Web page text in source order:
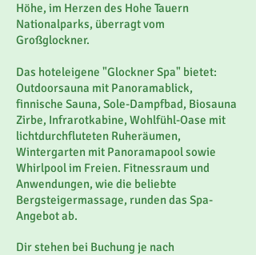
Höhe, im Herzen des Hohe Tauern
Nationalparks, überragt vom
Großglockner.
Das hoteleigene "Glockner Spa" bietet:
Outdoorsauna mit Panoramablick,
finnische Sauna, Sole-Dampfbad, Biosauna
Zirbe, Infrarotkabine, Wohlfühl-Oase mit
lichtdurchfluteten Ruheräumen,
Wintergarten mit Panoramapool sowie
Whirlpool im Freien. Fitnessraum und
Anwendungen, wie die beliebte
Bergsteigermassage, runden das Spa-
Angebot ab.
Dir stehen bei Buchung je nach